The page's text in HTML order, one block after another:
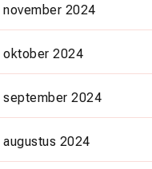
november 2024
oktober 2024
september 2024
augustus 2024